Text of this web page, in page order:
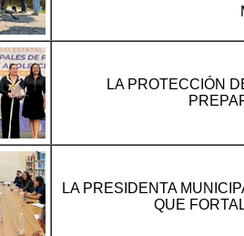
LA PROTECCIÓN
LA PRESIDENTA
QUE